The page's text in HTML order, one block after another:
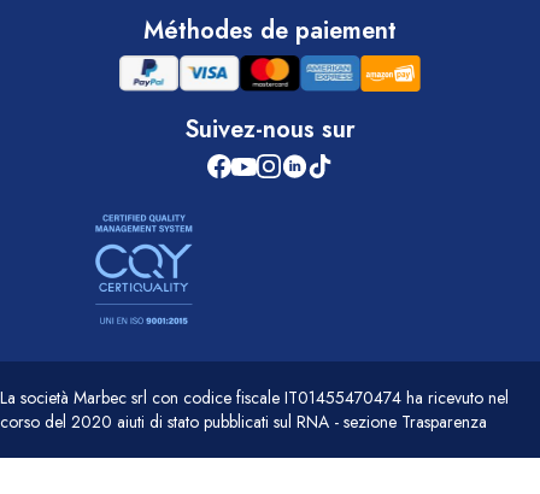
Méthodes de paiement
Suivez-nous sur
La società Marbec srl con codice fiscale IT01455470474 ha ricevuto nel
corso del 2020 aiuti di stato pubblicati sul RNA - sezione Trasparenza